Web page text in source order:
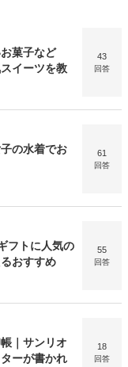
菓子など
イーツを教
43
回答
の水着でお
61
回答
フトに人気の
おすすめ
55
回答
｜サンリオ
ーが書かれ
18
回答